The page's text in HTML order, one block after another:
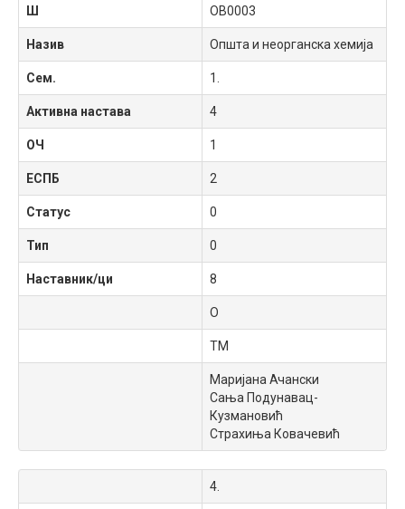
Ш OB0003
Назив Општа и неорганска хемија
Сем. 1.
Активна настава 4
ОЧ 1
ЕСПБ 2
Статус 0
Тип 0
Наставник/ци 8
О
ТМ
Маријана Ачански
Сања Подунавац-
Кузмановић
Страхиња Ковачевић
4.